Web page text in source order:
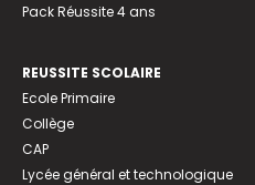
Pack Réussite 4 ans
REUSSITE SCOLAIRE
Ecole Primaire
Collège
CAP
Lycée général et technologique